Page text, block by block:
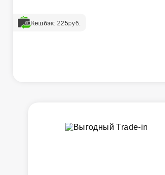
Кешбэк: 225руб.